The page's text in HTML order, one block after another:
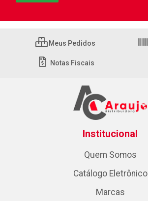
Meus Pedidos
Notas Fiscais
Institucional
Quem Somos
Catálogo Eletrônico
Marcas